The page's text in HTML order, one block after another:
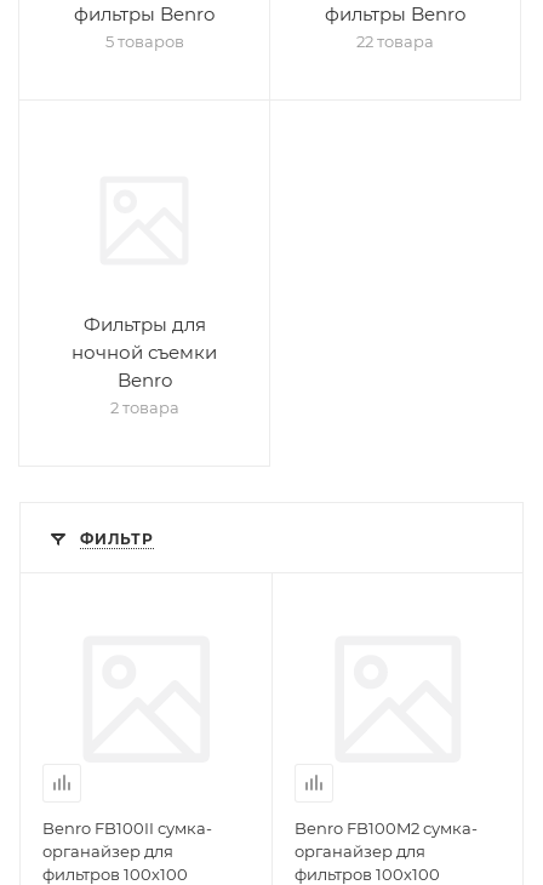
фильтры Benro
5 товаров
фильтры Benro
22 товара
Фильтры для
ночной съемки
Benro
2 товара
ФИЛЬТР
Benro FB100II сумка-
органайзер для
фильтров 100х100
Benro FB100M2 сумка-
органайзер для
фильтров 100х100